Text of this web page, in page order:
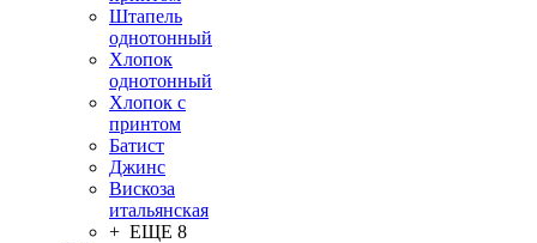
Штапель
однотонный
Хлопок
однотонный
Хлопок с
принтом
Батист
Джинс
Вискоза
итальянская
+ ЕЩЕ 8